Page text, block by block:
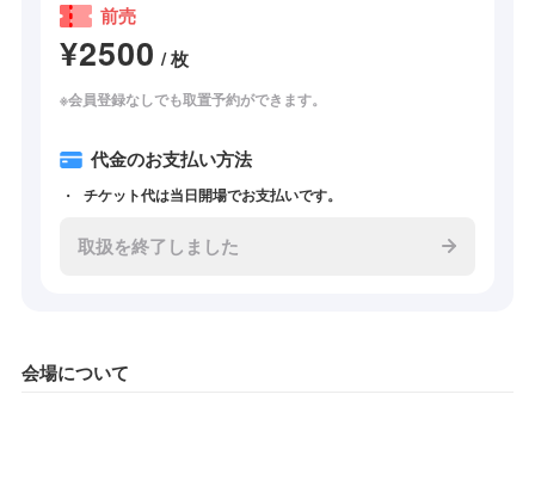
前売
¥2500 / 枚
※会員登録なしでも取置予約ができます。
代金のお支払い方法
チケット代は当日開場でお支払いです。
取扱を終了しました
会場について